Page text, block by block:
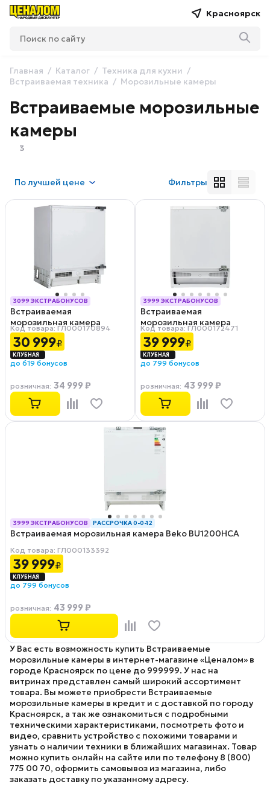
Красноярск
Главная Каталог
Техника для кухни
Встраиваемая техника
Морозильные камеры
Встраиваемые морозильные
камеры
3
Получшей цене Фильтры
3099 ЭКСТРАБОНУСОВ
РАССРОЧКА 0-0-12
Встраиваемая
морозильная камера
ASCOLI ASF90BU
Код товара: ГЛ000170894
30 999₽
до 619 бонусов
розничная: 34 999 ₽
3999 ЭКСТРАБОНУСОВ
РАССРОЧКА 0-0-12
Встраиваемая
морозильная камера
KRONA KANDER
Код товара: ГЛ000172471
39 999₽
до 799 бонусов
розничная: 43 999 ₽
3999 ЭКСТРАБОНУСОВ РАССРОЧКА 0-0-12
Встраиваемая морозильная камера Beko BU1200HCA
Код товара: ГЛ000133392
39 999₽
до 799 бонусов
розничная: 43 999 ₽
У Вас есть возможность купить Встраиваемые
морозильные камеры в интернет-магазине «Ценалом» в
городе Красноярск по цене до 999999. У нас на
витринах представлен самый широкий ассортимент
товара. Вы можете приобрести Встраиваемые
морозильные камеры в кредит и с доставкой по городу
Красноярск, а так же ознакомиться с подробными
техническими характеристиками, посмотреть фото и
видео, сравнить устройство с похожими товарами и
узнать о наличии техники в ближайших магазинах. Товар
можно купить онлайн на сайте или по телефону 8 (800)
775 00 70, оформить самовывоз из магазина, либо
заказать доставку по указанному адресу.